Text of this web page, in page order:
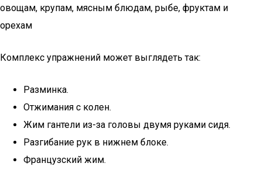
овощам, крупам, мясным блюдам, рыбе, фруктам и
орехам
Комплекс упражнений может выглядеть так:
Разминка.
Отжимания с колен.
Жим гантели из-за головы двумя руками сидя.
Разгибание рук в нижнем блоке.
Французский жим.